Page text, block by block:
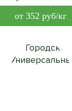
придорожная
от 352 руб/кг